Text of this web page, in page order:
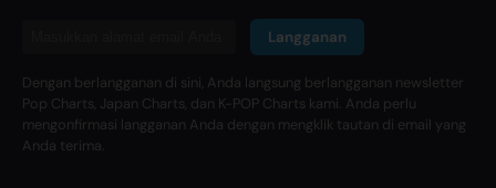
Langganan
Dengan berlangganan di sini, Anda langsung berlangganan newsletter
Pop Charts, Japan Charts, dan K-POP Charts kami. Anda perlu
mengonfirmasi langganan Anda dengan mengklik tautan di email yang
Anda terima.